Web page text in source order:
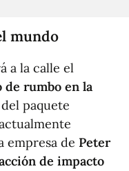
mundo
a la calle el
de rumbo en la
paquete
empresa de Peter
de impacto